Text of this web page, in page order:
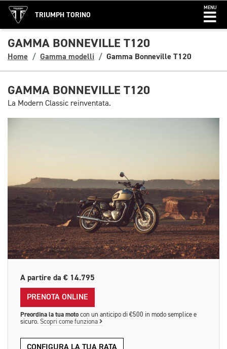
TRIUMPH TORINO
MENU
GAMMA BONNEVILLE T120
Home Gamma modelli Gamma Bonneville T120
GAMMA BONNEVILLE T120
La Modern Classic reinventata.
A partire da € 14.795
PRENOTA ONLINE
Preordina la tua moto con un anticipo di €500 in modo semplice e
sicuro. Scopri come funziona
CONFIGURA LA TUA RATA